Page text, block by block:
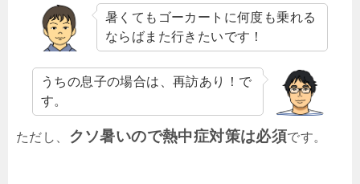
暑くてもゴーカートに何度も乗れる
ならばまた行きたいです！
うちの息子の場合は、再訪あり！で
す。
ただし、 クソ暑いので熱中症対策は必須です。